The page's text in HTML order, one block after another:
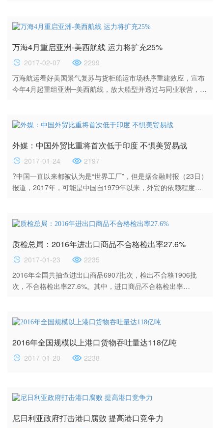
逆差增幅次之。月均贸易逆差下降了3.2%，至443亿美元。
国家正从工作岗位和制造业上受益于美国的支出，随着稳定的
美...
万海4月重启亚洲-美西航线 运力将扩充25%
2017-02-07
2299
万海航运看好美国景气复苏与货柜船运市场秩序重建效应，宣布
今年4月起重组亚洲─美西航线，放大船型并透过与同业联营，在
线运价回升，每家公司的货载量也提高，估计今年也会维持这样
所属的海洋联盟将开始运作，市场秩序重建，会让运价更趋稳
定。...
外媒：中国外贸比重将首次低于印度 不惧美贸易战
2017-01-24
2197
?中国一直以来都被认为是“世界工厂”，但是据金融时报（23日）
报道，2017年，可能是中国自1979年以来，外贸的依赖程度首
国来说绝对是一个好消息，尤其是在美国新总统特朗普多次威胁
前三季度，中国出口价值1.65万亿美元，同比下降了7.2个百分
点。同时...
质检总局：2016年进出口商品不合格检出率27.6%
2017-01-23
2235
2016年全国共抽查进出口商品6907批次，检出不合格1906批
次，不合格检出率27.6%。其中，进口商品不合格检出率
化学品三大类别，15种重点商品。主要包括：空气净化器、电子
装、童鞋、保温杯、卫生湿巾、安全套、食品接触产品、壁纸、
钢丝绳、轮胎等。 ? ...
2016年全国规模以上港口货物吞吐量达118亿吨
2017-01-20 2238
尼日利亚政府打击港口腐败 提高港口竞争力